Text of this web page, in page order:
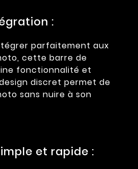
:
parfaitement aux
cette barre de
fonctionnalité et
discret permet de
sans nuire à son
et rapide :